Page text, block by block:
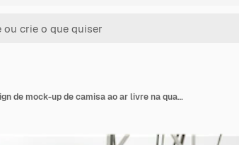
Jogador de basquete usando design de mock-up de camisa ao ar livre na quadra